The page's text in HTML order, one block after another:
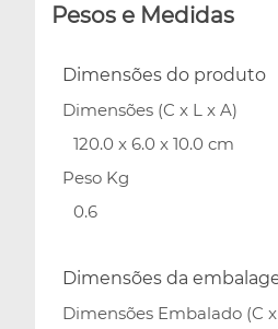
Pesos e Medidas
Dimensões do produto
Dimensões (C x L x A)
120.0 x 6.0 x 10.0 cm
Peso Kg
0.6
Dimensões da
Dimensões Embalado (C